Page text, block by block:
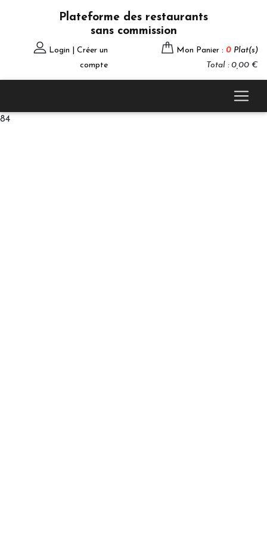
Plateforme des restaurants
sans commission
Login | Créer un
compte
Mon Panier : 0 Plat(s)
Total : 0,00 €
84